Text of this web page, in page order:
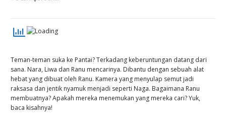
Teman-teman suka ke Pantai? Terkadang keberuntungan datang dari
sana. Nara, Liwa dan Ranu mencarinya. Dibantu dengan sebuah alat
hebat yang dibuat oleh Ranu. Kamera yang menyulap semut jadi
raksasa dan jentik nyamuk menjadi seperti Naga. Bagaimana Ranu
membuatnya? Apakah mereka menemukan yang mereka cari? Yuk,
baca kisahnya!